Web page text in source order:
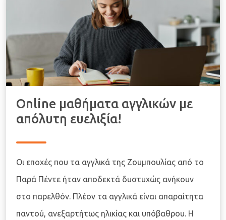
Online μαθήματα αγγλικών με
απόλυτη ευελιξία!
Οι εποχές που τα αγγλικά της Ζουμπουλίας από το
Παρά Πέντε ήταν αποδεκτά δυστυχώς ανήκουν
στο παρελθόν. Πλέον τα αγγλικά είναι απαραίτητα
παντού, ανεξαρτήτως ηλικίας και υπόβαθρου. Η